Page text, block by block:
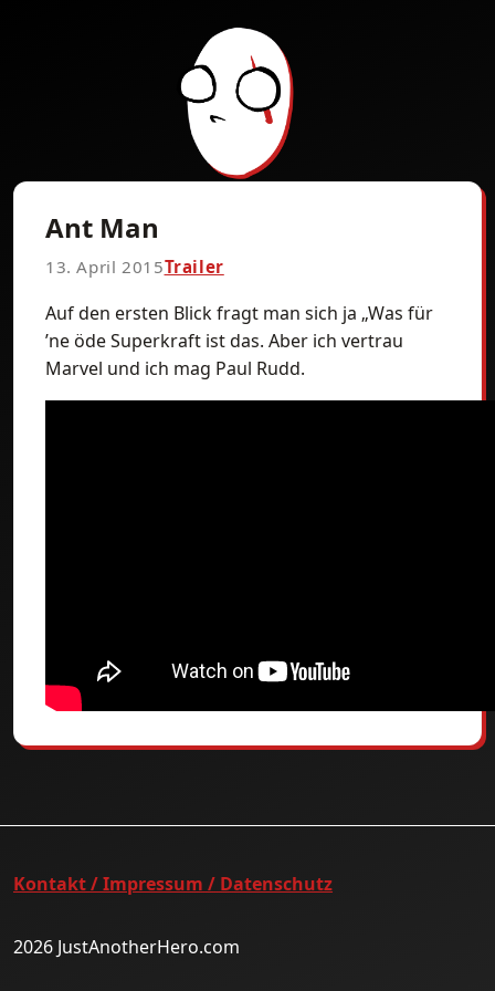
Ant Man
13. April 2015Trailer
Auf den ersten Blick fragt man sich ja „Was für
’ne öde Superkraft ist das. Aber ich vertrau
Marvel und ich mag Paul Rudd.
Kontakt / Impressum / Datenschutz
2026 JustAnotherHero.com